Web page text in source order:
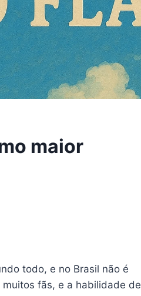
maior
todo, e no Brasil não é
fãs, e a habilidade de